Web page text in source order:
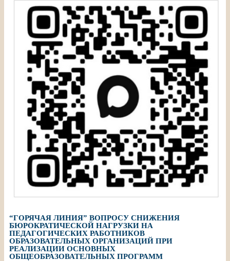
“ГОРЯЧАЯ ЛИНИЯ” ВОПРОСУ СНИЖЕНИЯ
БЮРОКРАТИЧЕСКОЙ НАГРУЗКИ НА
ПЕДАГОГИЧЕСКИХ РАБОТНИКОВ
ОБРАЗОВАТЕЛЬНЫХ ОРГАНИЗАЦИЙ ПРИ
РЕАЛИЗАЦИИ ОСНОВНЫХ
ОБЩЕОБРАЗОВАТЕЛЬНЫХ ПРОГРАММ